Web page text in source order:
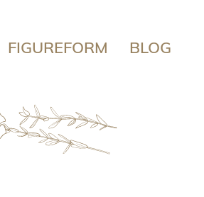
FIGUREFORM BLOG